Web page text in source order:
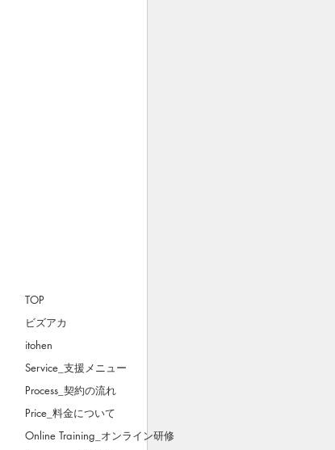
TOP
ビズアカ
itohen
Service_支援メニュー
Process_契約の流れ
Price_料金について
Online Training_オンライン研修